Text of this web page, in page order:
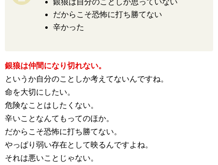
だからこそ恐怖に打ち勝てない
辛かった
銀狼は仲間になり切れない。
というか自分のことしか考えてないんですね。
命を大切にしたい。
危険なことはしたくない。
辛いことなんてもってのほか。
だからこそ恐怖に打ち勝てない。
やっぱり弱い存在として映るんですよね。
それは悪いことじゃない。